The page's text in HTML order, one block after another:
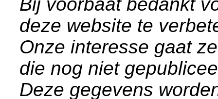
deze website te
Onze interesse gaat
die nog niet
Deze gegevens